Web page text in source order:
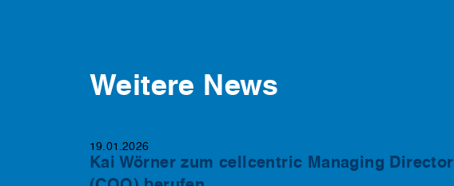
Weitere News
19.01.2026
Kai Wörner zum cellcentric Managing Director